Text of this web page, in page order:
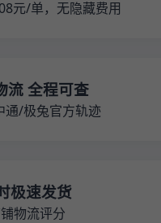
元/单，无隐藏费用
流 全程可查
通/极兔官方轨迹
极速发货
物流评分